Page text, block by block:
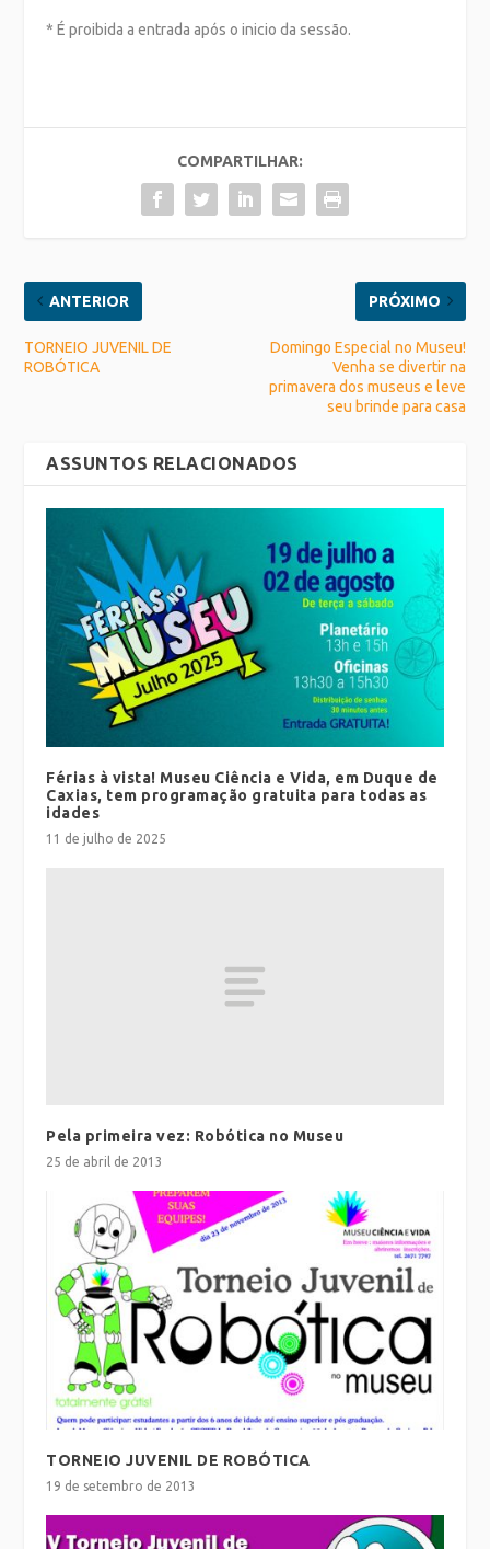
* É proibida a entrada após o inicio da sessão.
COMPARTILHAR:
ANTERIOR
TORNEIO JUVENIL DE
ROBÓTICA
PRÓXIMO
Domingo Especial no Museu!
Venha se divertir na
primavera dos museus e leve
seu brinde para casa
ASSUNTOS RELACIONADOS
Férias à vista! Museu Ciência e Vida, em Duque de
Caxias, tem programação gratuita para todas as
idades
11 de julho de 2025
Pela primeira vez: Robótica no Museu
25 de abril de 2013
TORNEIO JUVENIL DE ROBÓTICA
19 de setembro de 2013